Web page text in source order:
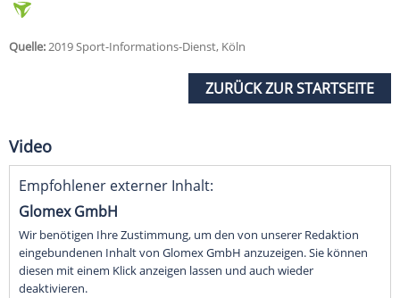
Quelle:2019 Sport-Informations-Dienst, Köln
ZURÜCK ZUR STARTSEITE
Video
Empfohlener externer Inhalt:
Glomex GmbH
Wir benötigen Ihre Zustimmung, um den von unserer Redaktion
eingebundenen Inhalt von Glomex GmbH anzuzeigen. Sie können
diesen mit einem Klick anzeigen lassen und auch wieder
deaktivieren.